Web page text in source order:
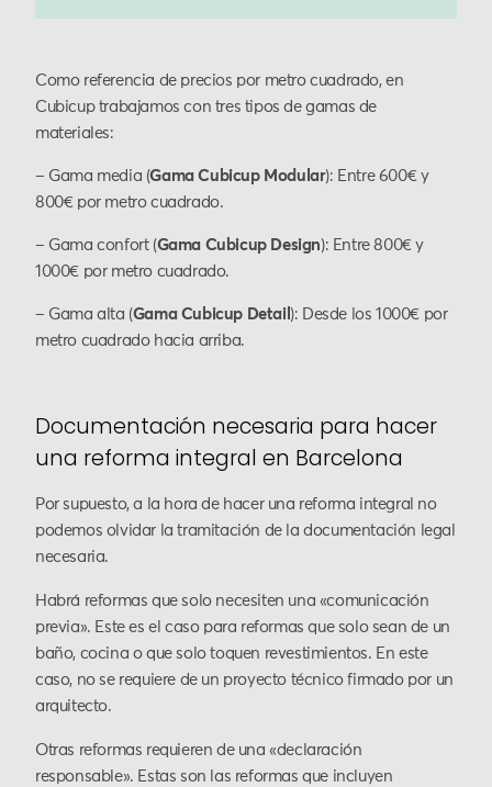
Como referencia de precios por metro cuadrado, en
Cubicup trabajamos con tres tipos de gamas de
materiales:
– Gama media (Gama Cubicup Modular): Entre 600€ y
800€ por metro cuadrado.
– Gama confort (Gama Cubicup Design): Entre 800€ y
1000€ por metro cuadrado.
– Gama alta (Gama Cubicup Detail ): Desde los 1000€ por
metro cuadrado hacia arriba.
Documentación necesaria para hacer
una reforma integral en Barcelona
Por supuesto, a la hora de hacer una reforma integral no
podemos olvidar la tramitación de la documentación legal
necesaria.
Habrá reformas que solo necesiten una «comunicación
previa». Este es el caso para reformas que solo sean de un
baño, cocina o que solo toquen revestimientos. En este
caso, no se requiere de un proyecto técnico firmado por un
arquitecto.
Otras reformas requieren de una «declaración
responsable». Estas son las reformas que incluyen